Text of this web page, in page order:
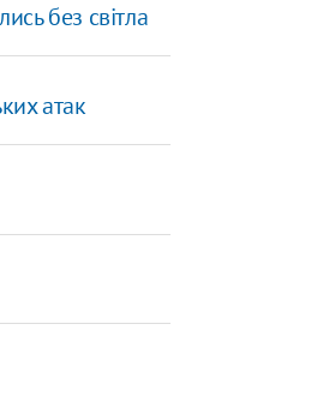
без світла
атак